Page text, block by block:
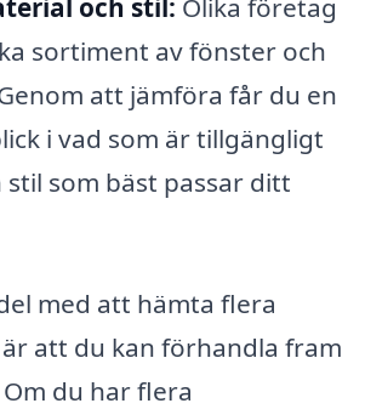
och stil: Olika företag
sortiment av fönster och
att jämföra får du en
i vad som är tillgängligt
stil som bäst passar ditt
med att hämta flera
att du kan förhandla fram
du har flera